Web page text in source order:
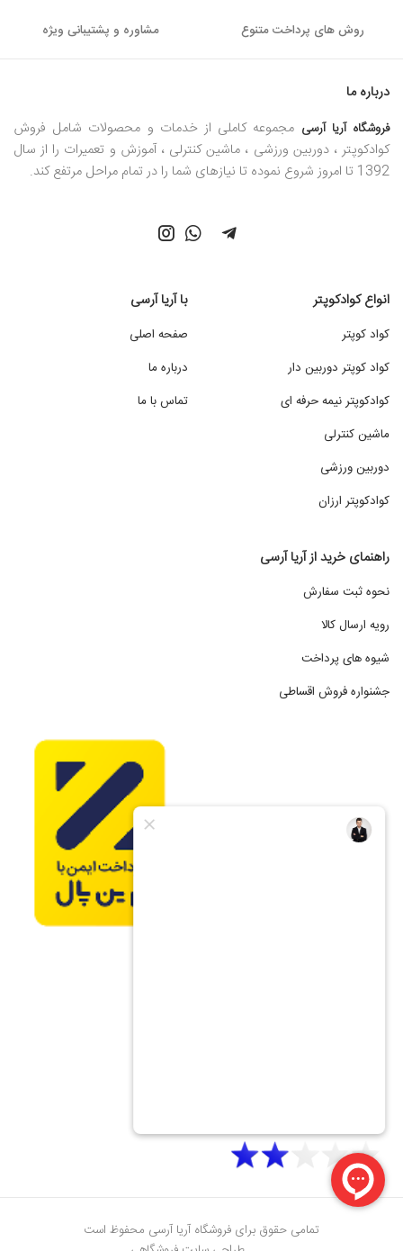
روش های پرداخت متنوع مشاوره و پشتیبانی ویژه
درباره ما
فروشگاه آریا آرسی مجموعه کاملی از خدمات و محصولات شامل فروش
کوادکوپتر ، دوربین ورزشی ، ماشین کنترلی ، آموزش و تعمیرات را از سال
1392 تا امروز شروع نموده تا نیازهای شما را در تمام مراحل مرتفع کند.
انواع کوادکوپتر
کواد کوپتر
کواد کوپتر دوربین دار
کوادکوپتر نیمه حرفه ای
ماشین کنترلی
دوربین ورزشی
کوادکوپتر ارزان
با آریا آرسی
صفحه اصلی
درباره ما
تماس با ما
راهنمای خرید از آریا آرسی
نحوه ثبت سفارش
رویه ارسال کالا
شیوه های پرداخت
جشنواره فروش اقساطی
تمامی حقوق برای فروشگاه آریا آرسی محفوظ است